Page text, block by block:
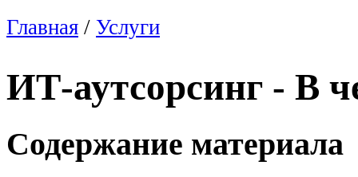
Главная / Услуги
ИТ-аутсорсинг - В
Содержание материала